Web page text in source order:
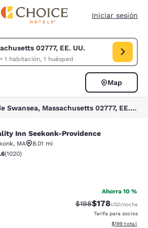
Iniciar sesión
02777, EE. UU.
1 habitación, 1 huésped
de Swansea, Massachusetts 02777, EE. UU..
Map
3 de hoteles cerca de Swansea, Massachusetts 02777, EE. UU. coinciden con tus filtros
Providence
Inn Seekonk-Providence
, MA
8.01 mi
de 3.56 estrellas. Bueno. 1020 reseñas
(1020)
Ahorra 10 %
Precio tachado:
$198Precio con
$178USD/noche
Tarifa para socios
Ver detalles
$199 total